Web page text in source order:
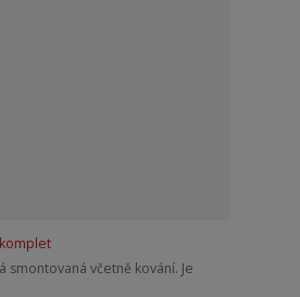
smontovaná včetně kování. Je